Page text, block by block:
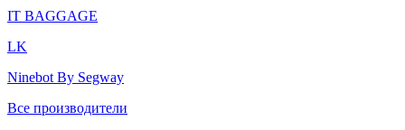
IT BAGGAGE
LK
Ninebot By Segway
Все производители